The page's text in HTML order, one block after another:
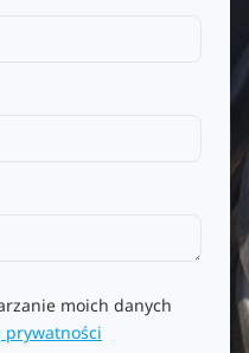
moich danych
prywatności